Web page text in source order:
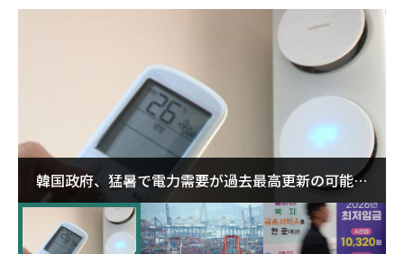
韓国政府、猛暑で電力需要が過去最高更新の可能性
に需給対応体制を点検